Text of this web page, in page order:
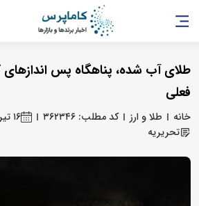
طلای آب شده، پناهگاه پس
فعلی
خانه طلا و ارز کد مطلب: ۳۶۲۳۴۶ ۱۶ تیر ۱۴۰۵
تحریریه